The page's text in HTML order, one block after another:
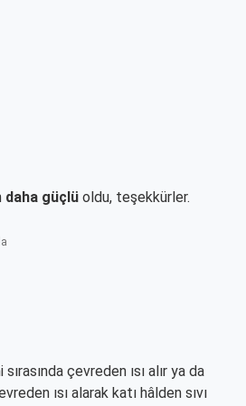
daha güçlü oldu, teşekkürler.
çevreden ısı alır ya da
ısı alarak katı hâlden sıvı